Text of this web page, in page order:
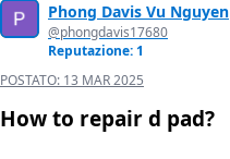
Phong Davis Vu Nguyen
@phongdavis17680
Reputazione: 1
POSTATO: 13 MAR 2025
How to repair d pad?